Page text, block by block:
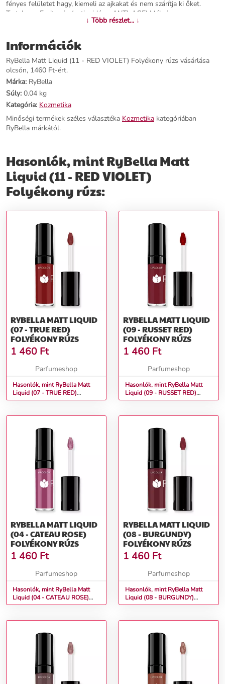
fényes felületet hagy, kiemeli az ajkakat és nem szárítja ki őket.
Tartalmaz: E-vitamin (antioxidáns, ANTI-AGE) Méhviasz
(természetes viasz) Jojobaolaj (lágyítja és hidratálja) &nbsp;
További információk>>
↓ Több részlet... ↓
Információk
RyBella Matt Liquid (11 - RED VIOLET) Folyékony rúzs vásárlása
olcsón, 1460 Ft-ért.
Márka: RyBella
Súly: 0.04 kg
Kategória: Kozmetika
Minőségi termékek széles választéka Kozmetika kategóriában
RyBella márkától.
Hasonlók, mint RyBella Matt
Liquid (11 - RED VIOLET)
Folyékony rúzs:
RYBELLA MATT LIQUID
(07 - TRUE RED)
FOLYÉKONY RÚZS
1 460 Ft
Parfumeshop
Hasonlók, mint RyBella Matt
Liquid (07 - TRUE RED)
Folyékony rúzs
RYBELLA MATT LIQUID
(09 - RUSSET RED)
FOLYÉKONY RÚZS
1 460 Ft
Parfumeshop
Hasonlók, mint RyBella Matt
Liquid (09 - RUSSET RED)
Folyékony rúzs
RYBELLA MATT LIQUID
(04 - CATEAU ROSE)
FOLYÉKONY RÚZS
1 460 Ft
Parfumeshop
Hasonlók, mint RyBella Matt
Liquid (04 - CATEAU ROSE)
Folyékony rúzs
RYBELLA MATT LIQUID
(08 - BURGUNDY)
FOLYÉKONY RÚZS
1 460 Ft
Parfumeshop
Hasonlók, mint RyBella Matt
Liquid (08 - BURGUNDY)
Folyékony rúzs